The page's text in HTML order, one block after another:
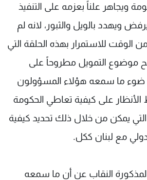
ويجاهر علناً بعزمه على التنفيذ
ويهدد بالويل والثبور، لانه لم
للاستمرار بهذه الحلقة التي
موضوع التمويل مطروحاً على
ضوء ما سمعه هؤلاء المسؤولون
على كيفية تعاطي الحكومة
يمكن من خلال ذلك تحديد كيفية
مع لبنان ككل.
النقاب عن أن ما سمعه